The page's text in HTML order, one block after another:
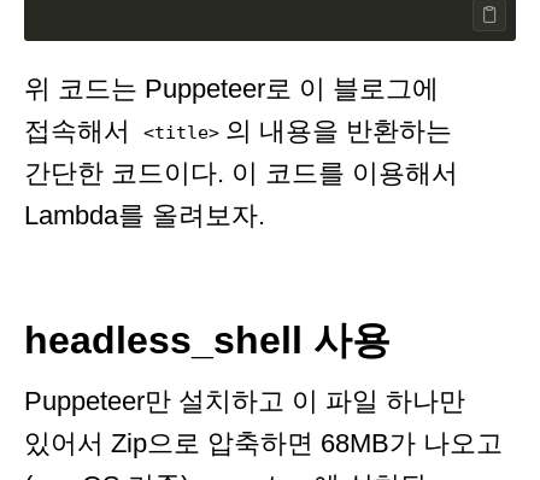
위 코드는 Puppeteer로 이 블로그에
접속해서
<title> 의 내용을 반환하는
간단한 코드이다. 이 코드를 이용해서
Lambda를 올려보자.
headless_shell 사용
Puppeteer만 설치하고 이 파일 하나만
있어서 Zip으로 압축하면 68MB가 나오고